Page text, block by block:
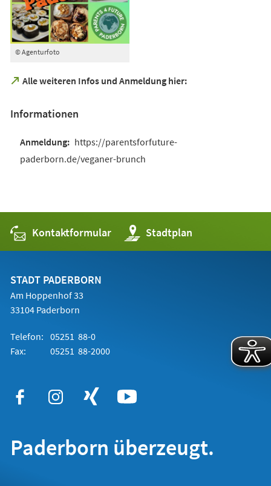
© Agenturfoto
Alle weiteren Infos und Anmeldung hier:
(Öffnet
neuen
Informationen
https://parentsforfuture-
paderborn.de/veganer-brunch
Kontaktformular Stadtplan
(Öffnet
in
einem
STADT PADERBORN
Am Hoppenhof 33
33104 Paderborn
Telefon: 05251 88-0
Fax:
05251 88-2000
Paderborn überzeugt.